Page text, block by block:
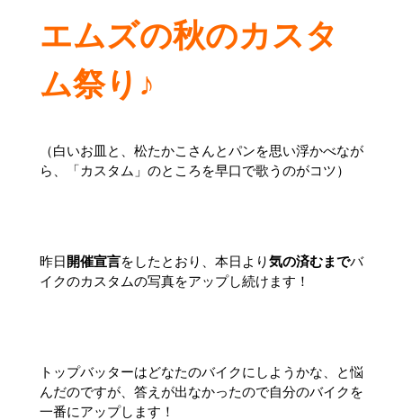
エムズの秋のカスタ
ム祭り♪
（白いお皿と、松たかこさんとパンを思い浮かべなが
ら、「カスタム」のところを早口で歌うのがコツ）
昨日 開催宣言をしたとおり、本日より気の済むまでバ
イクのカスタムの写真をアップし続けます！
トップバッターはどなたのバイクにしようかな、と悩
んだのですが、答えが出なかったので自分のバイクを
一番にアップします！